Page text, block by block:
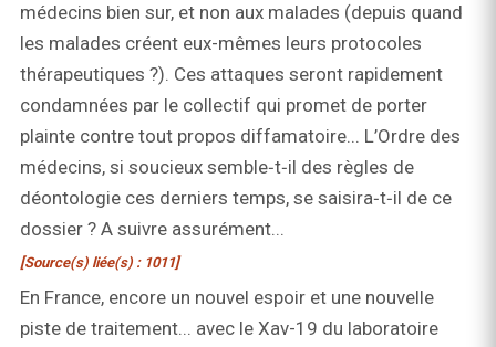
médecins bien sur, et non aux malades (depuis quand
les malades créent eux-mêmes leurs protocoles
thérapeutiques ?). Ces attaques seront rapidement
condamnées par le collectif qui promet de porter
plainte contre tout propos diffamatoire... L’Ordre des
médecins, si soucieux semble‑t‑il des règles de
déontologie ces derniers temps, se saisira‑t‑il de ce
dossier ? A suivre assurément...
[Source(s) liée(s) : 1011]
En France, encore un nouvel espoir et une nouvelle
piste de traitement... avec le Xav-19 du laboratoire